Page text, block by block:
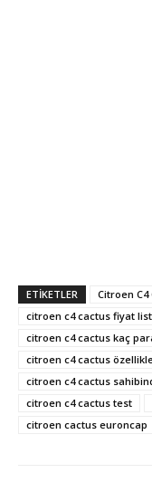
ETIKETLER Citroen C4
citroen c4 cactus fiyat
citroen c4 cactus kaç
citroen c4 cactus
citroen c4 cactus
citroen c4 cactus test
citroen cactus euroncap